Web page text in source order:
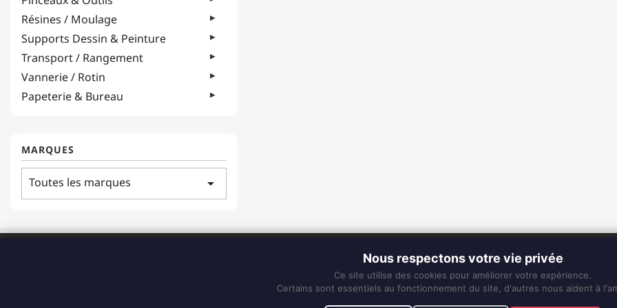
Résines / Moulage
Supports Dessin & Peinture
Transport / Rangement
Vannerie / Rotin
Papeterie & Bureau
MARQUES
Toutes les marques arrow_drop_down
Fixe :
0596 63 25 94
Mobile : 0696 50 91 61
Nous respectons votre vie privée
Ce site utilise des cookies pour améliorer votre expérience.
Certains sont essentiels au fonctionnement du site, d'autres nous aident à